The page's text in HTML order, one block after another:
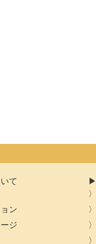
て
ン
ジ